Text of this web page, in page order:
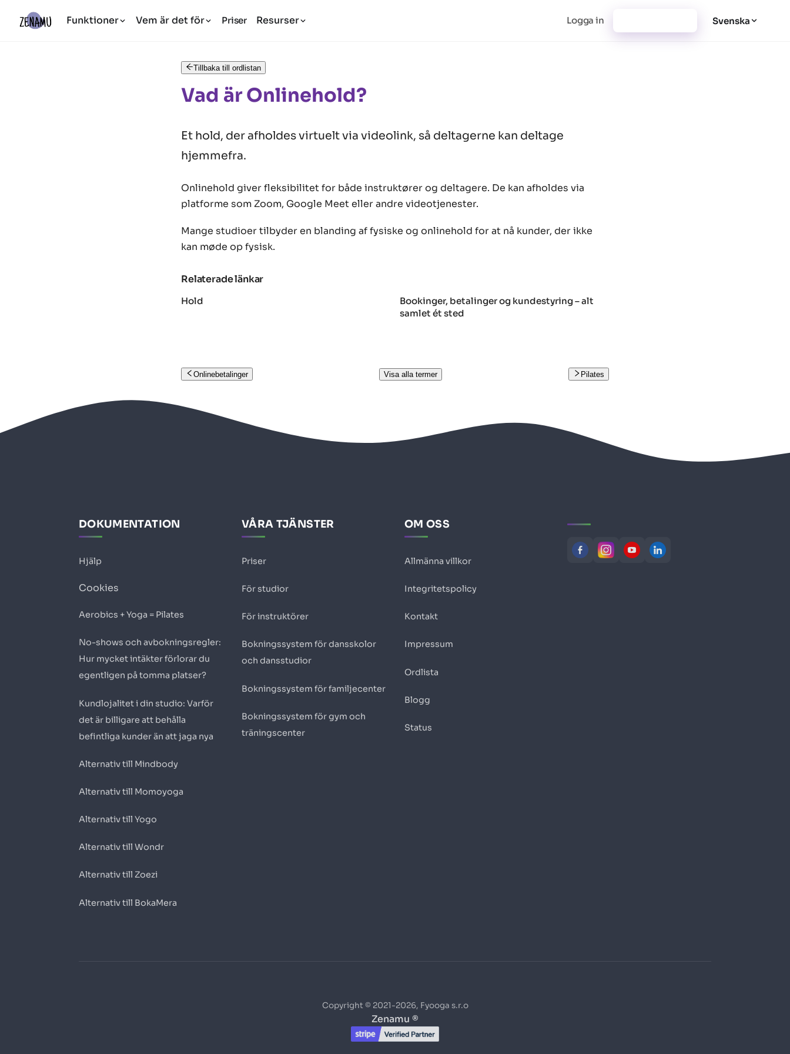
Funktioner Vem är det för Priser Resurser Logga in Svenska
Tillbaka till ordlistan
Vad är Onlinehold?
Et hold, der afholdes virtuelt via videolink, så deltagerne kan deltage
hjemmefra.
Onlinehold giver fleksibilitet for både instruktører og deltagere. De kan afholdes via
platforme som Zoom, Google Meet eller andre videotjenester.
Mange studioer tilbyder en blanding af fysiske og onlinehold for at nå kunder, der ikke
kan møde op fysisk.
Relaterade länkar
Hold
Bookinger, betalinger og kundestyring – alt
samlet ét sted
Onlinebetalinger Visa alla termer Pilates
DOKUMENTATION
Hjälp
Cookies
Aerobics + Yoga = Pilates
No-shows och avbokningsregler:
Hur mycket intäkter förlorar du
egentligen på tomma platser?
Kundlojalitet i din studio: Varför
det är billigare att behålla
befintliga kunder än att jaga nya
Alternativ till Mindbody
Alternativ till Momoyoga
Alternativ till Yogo
Alternativ till Wondr
Alternativ till Zoezi
Alternativ till BokaMera
VÅRA TJÄNSTER
Priser
För studior
För instruktörer
Bokningssystem för dansskolor
och dansstudior
Bokningssystem för familjecenter
Bokningssystem för gym och
träningscenter
OM OSS
Allmänna villkor
Integritetspolicy
Kontakt
Impressum
Ordlista
Blogg
Status
Copyright © 2021-2026, Fyooga s.r.o
Zenamu ®